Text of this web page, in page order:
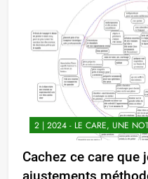
2 | 2024 - LE CARE, UNE
Cachez ce care que